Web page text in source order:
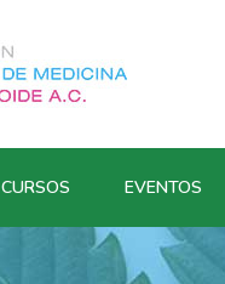
CURSOS EVENTOS